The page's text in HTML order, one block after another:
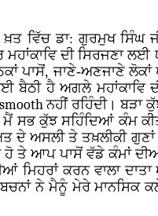
ਵਿੱਚ ਡਾ: ਗੁਰਮੁਖ ਸਿੰਘ
ਦੀ ਸਿਰਜਣਾ
ਪਾਸੋਂ, ਜਾਣੇ-ਅਣਜਾਣੇ
ਬੈਠੀ ਹੈ ਅਗਲੇ
smoothਨਹੀਂ ਰਹਿੰਦੀ। ਬੜਾ
ਮੈਂ ਸਭ ਕੁੱਝ ਸਹਿੰਦਿਆਂ ਕੰਮ
ਦੇ ਅਸਲੀ ਤੇ ਤਖ਼ਲੀਕੀ
ਹੋ ਤੇ ਆਪ ਪਾਸੋਂ ਵੱਡੇ ਕੰਮਾਂ
ਮਿਹਰਾਂ ਕਰਨ ਵਾਲਾ
ਨੇ ਮੈਨੂੰ ਮੇਰੇ ਮਾਨਸਿਕ